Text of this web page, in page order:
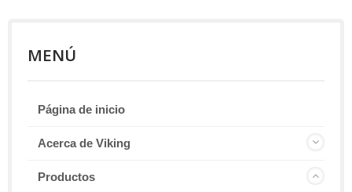
MENÚ
Página de inicio
Acerca de Viking
Productos